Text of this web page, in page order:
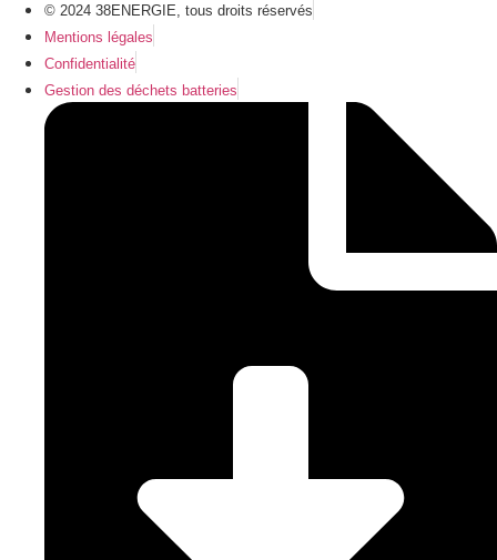
© 2024 38ENERGIE, tous droits réservés
Mentions légales
Confidentialité
Gestion des déchets batteries